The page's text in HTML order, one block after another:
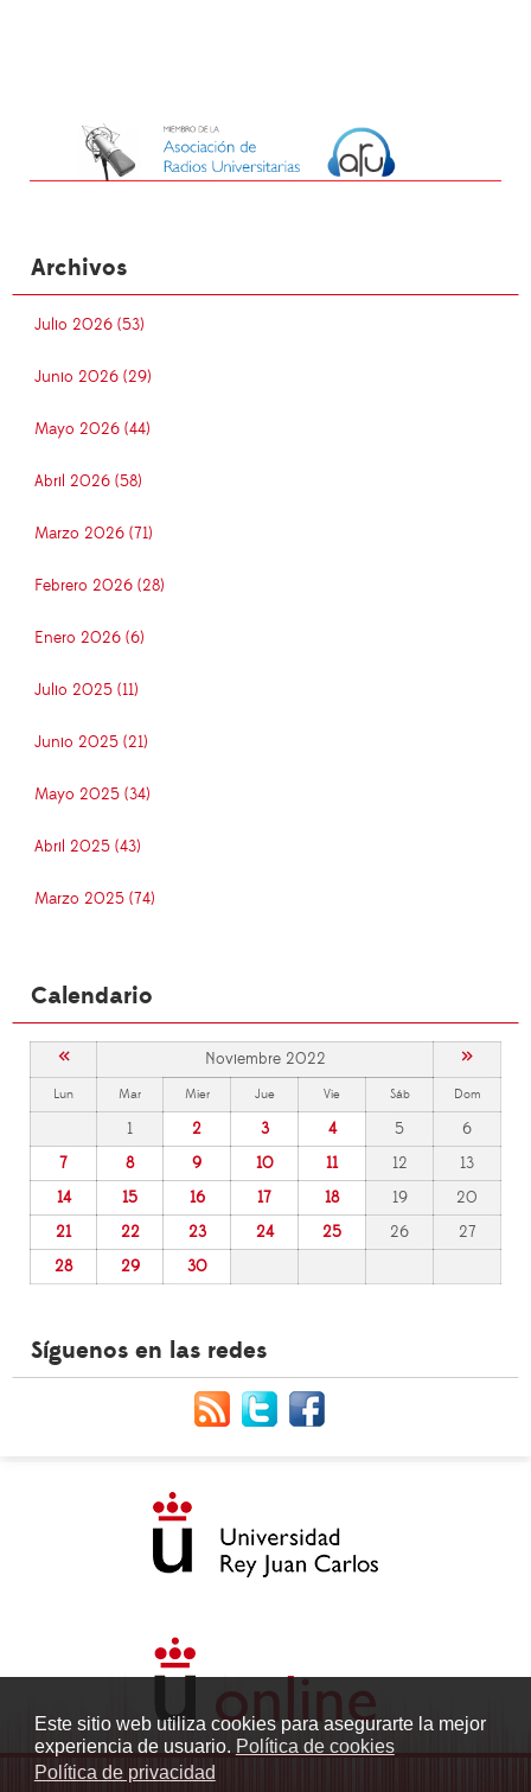
Este sitio web utiliza cookies para asegurarte la mejor
experiencia de usuario. Política de cookies
Política de privacidad
Archivos
Julio 2026 (53)
Junio 2026 (29)
Mayo 2026 (44)
Abril 2026 (58)
Marzo 2026 (71)
Febrero 2026 (28)
Enero 2026 (6)
Julio 2025 (11)
Junio 2025 (21)
Mayo 2025 (34)
Abril 2025 (43)
Marzo 2025 (74)
Calendario
« Noviembre 2022 »
Lun Mar Mier Jue Vie Sáb Dom
1 2 3 4 5
6
7
8 9 10 11 12
13
14
15 16 17 18 19
20
21
22 23 24 25 26
27
28
29 30
Síguenos en las redes